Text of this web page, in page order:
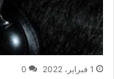
1 فبراير، 2022 0